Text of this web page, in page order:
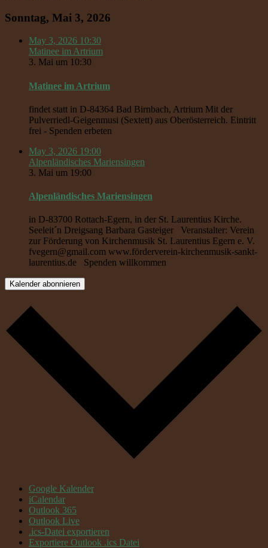
Sonntag, Mai 3, 2026
May 3, 2026 10:30
Matinee im Artrium
3. Mai um 10:30
Matinee im Artrium
findet statt in D-84364 Bad Birnbach, Artrium Mit der
Pulverriedl-Geigenmusi (Sextett) aus Oberösterreich. Eintritt
frei - Spenden erbeten
May 3, 2026 19:00
Alpenländisches Mariensingen
3. Mai um 19:00
Alpenländisches Mariensingen
in D-83700 Rottach-Egern, in der St. Laurentius Kirche.
Seeleit´n Dreigsang Barbara Gasteiger Veranstalter: Verein
zur Förderung von Kirchenmusik St. Laurentius Egern e. V.
fvegern@gmail.com www.förderverein-kirchenmusik-sankt-
laurentius.de Spenden willkommen
Kalender abonnieren
Google Kalender
iCalendar
Outlook 365
Outlook Live
.ics-Datei exportieren
Exportiere Outlook .ics Datei